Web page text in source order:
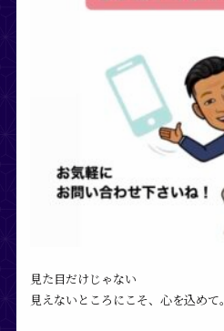
見た目だけじゃない
見えないところにこそ、心を込めて。